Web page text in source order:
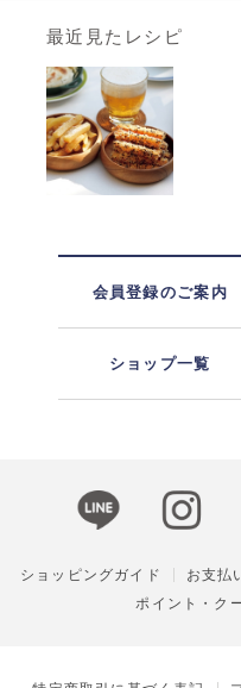
最近見たレシピ
会員登録のご案内
ショップ一覧
ショッピングガイド お支払
ポイント・ク